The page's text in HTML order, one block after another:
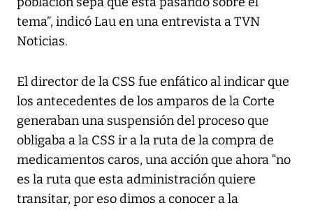
tema”, indicó Lau en una entrevista a TVN
Noticias.
El director de la CSS fue enfático al indicar que
los antecedentes de los amparos de la Corte
generaban una suspensión del proceso que
obligaba a la CSS ir a la ruta de la compra de
medicamentos caros, una acción que ahora “no
es la ruta que esta administración quiere
transitar, por eso dimos a conocer a la